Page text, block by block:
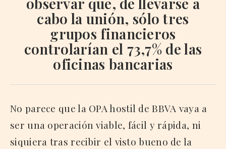
cabo la unión, sólo tres
grupos financieros
controlarían el 73,7% de las
oficinas bancarias
No parece que la OPA hostil de BBVA vaya a
ser una operación viable, fácil y rápida, ni
siquiera tras recibir el visto bueno de la